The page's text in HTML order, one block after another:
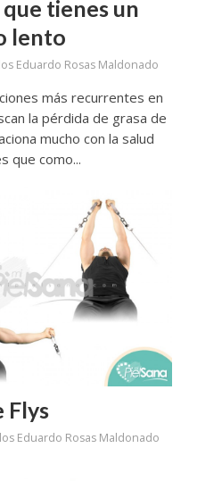
tienes un
lento
Eduardo Rosas Maldonado
más recurrentes en
la pérdida de grasa de
mucho con la salud
que como...
Flys
Eduardo Rosas Maldonado